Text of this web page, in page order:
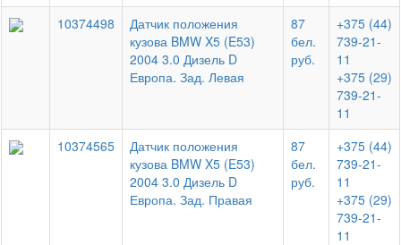
10374498
Датчик положения
кузова BMW X5 (E53)
2004 3.0 Дизель D
Европа. Зад. Левая
87
бел.
руб.
+375 (44)
739-21-
11
+375 (29)
739-21-
11
10374565
Датчик положения
кузова BMW X5 (E53)
2004 3.0 Дизель D
Европа. Зад. Правая
87
бел.
руб.
+375 (44)
739-21-
11
+375 (29)
739-21-
11